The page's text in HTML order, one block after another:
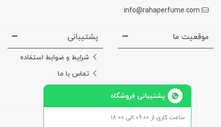
info@rahaperfume.com
موقعیت ما پشتیبانی
شرایط و ضوابط استفاده
تماس با ما
پشتیبانی فروشگاه
ساعت کاری از 09:00 الی 18:00